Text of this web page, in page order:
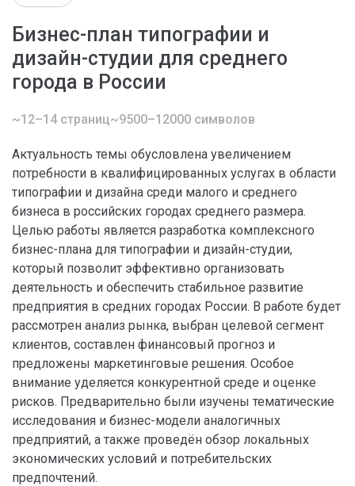
Бизнес-план типографии и
дизайн-студии для среднего
города в России
~12–14 страниц~9500–12000 символов
Актуальность темы обусловлена увеличением
потребности в квалифицированных услугах в области
типографии и дизайна среди малого и среднего
бизнеса в российских городах среднего размера.
Целью работы является разработка комплексного
бизнес-плана для типографии и дизайн-студии,
который позволит эффективно организовать
деятельность и обеспечить стабильное развитие
предприятия в средних городах России. В работе будет
рассмотрен анализ рынка, выбран целевой сегмент
клиентов, составлен финансовый прогноз и
предложены маркетинговые решения. Особое
внимание уделяется конкурентной среде и оценке
рисков. Предварительно были изучены тематические
исследования и бизнес-модели аналогичных
предприятий, а также проведён обзор локальных
экономических условий и потребительских
предпочтений.